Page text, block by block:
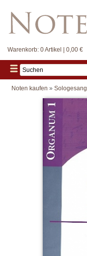
Warenkorb: 0 Artikel | 0,00 €
Noten kaufen » Sologesang